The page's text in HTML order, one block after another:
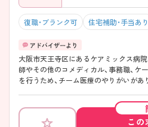
復職・ブランク可 住宅補助・手当あり
大阪市天王寺区にあるケアミックス病
師やその他のコメディカル、事務職、
を行うため、チーム医療のやりがいが
育所費用補助制度もあり、子育て中の方
には、面接対策ポイントなど、さらに
相談ください！
この